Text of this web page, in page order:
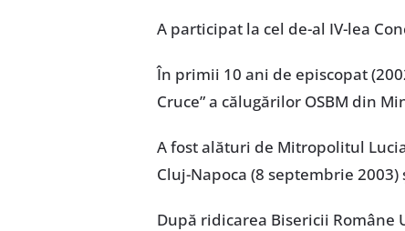
A participat la cel de-al IV-lea
În primii 10 ani de episcopat
Cruce” a călugărilor OSBM din
A fost alături de Mitropolitul
Cluj-Napoca (8 septembrie
După ridicarea Bisericii Române